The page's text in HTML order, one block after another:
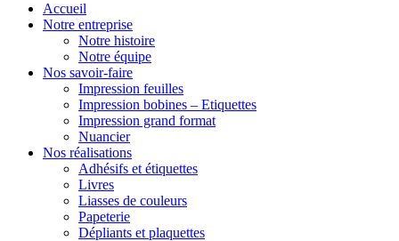
Accueil
Notre entreprise
Notre histoire
Notre équipe
Nos savoir-faire
Impression feuilles
Impression bobines – Etiquettes
Impression grand format
Nuancier
Nos réalisations
Adhésifs et étiquettes
Livres
Liasses de couleurs
Papeterie
Dépliants et plaquettes